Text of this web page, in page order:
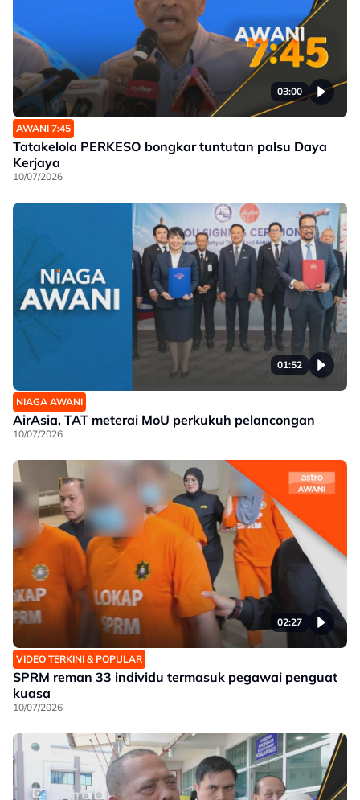
03:00
AWANI 7:45
Tatakelola PERKESO bongkar tuntutan palsu Daya
Kerjaya
10/07/2026
01:52
NIAGA AWANI
AirAsia, TAT meterai MoU perkukuh pelancongan
10/07/2026
02:27
VIDEO TERKINI & POPULAR
SPRM reman 33 individu termasuk pegawai penguat
kuasa
10/07/2026